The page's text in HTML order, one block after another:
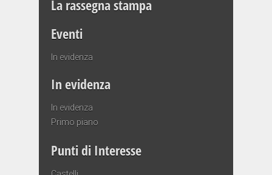
La rassegna stampa
Eventi
In evidenza
In evidenza
In evidenza
Primo piano
Punti di Interesse